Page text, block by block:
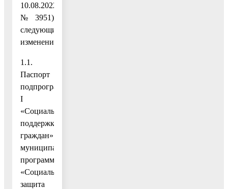
10.08.2022
№ 3951)
следующие
изменения:
1.1.
Паспорт
подпрограммы
I
«Социальная
поддержка
граждан»
муниципальной
программы
«Социальная
защита